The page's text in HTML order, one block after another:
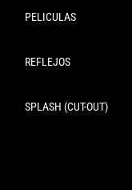
PELICULAS
REFLEJOS
SPLASH (CUT-OUT)